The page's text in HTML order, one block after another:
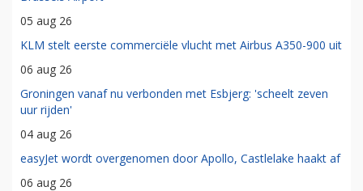
05 aug 26
KLM stelt eerste commerciële vlucht met Airbus A350-900 uit
06 aug 26
Groningen vanaf nu verbonden met Esbjerg: 'scheelt zeven
uur rijden'
04 aug 26
easyJet wordt overgenomen door Apollo, Castlelake haakt af
06 aug 26